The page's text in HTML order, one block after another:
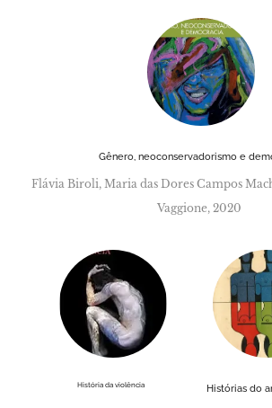
Gênero, neoconservadorismo e
Flávia Biroli, Maria das Dores Campos
Vaggione, 2020
História da violência Histórias do